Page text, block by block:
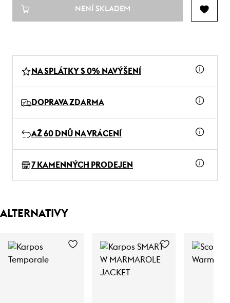
NENÍ SKLADEM
NA SPLÁTKY S 0% NAVÝŠENÍ
DOPRAVA ZDARMA
AŽ 60 DNŮ NA VRÁCENÍ
7 KAMENNÝCH PRODEJEN
ALTERNATIVY